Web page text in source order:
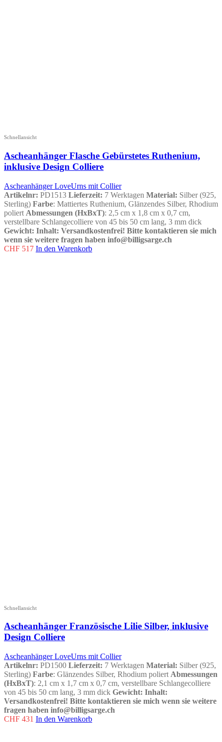
Schnellansicht
Ascheanhänger Flasche Gebürstetes Ruthenium,
inklusive Design Colliere
Ascheanhänger LoveUrns mit Collier
Artikelnr: PD1513 Lieferzeit: 7 Werktagen Material: Silber (925,
Sterling) Farbe: Mattiertes Ruthenium, Glänzendes Silber, Rhodium
poliert Abmessungen (HxBxT): 2,5 cm x 1,8 cm x 0,7 cm,
verstellbare Schlangecolliere von 45 bis 50 cm lang, 3 mm dick
Gewicht: Inhalt: Versandkostenfrei! Bitte kontaktieren sie mich
wenn sie weitere fragen haben info@billigsarge.ch
CHF 517 In den Warenkorb
Schnellansicht
Ascheanhänger Französische Lilie Silber, inklusive
Design Colliere
Ascheanhänger LoveUrns mit Collier
Artikelnr: PD1500 Lieferzeit: 7 Werktagen Material: Silber (925,
Sterling) Farbe: Glänzendes Silber, Rhodium poliert Abmessungen
(HxBxT): 2,1 cm x 1,7 cm x 0,7 cm, verstellbare Schlangecolliere
von 45 bis 50 cm lang, 3 mm dick Gewicht: Inhalt:
Versandkostenfrei! Bitte kontaktieren sie mich wenn sie weitere
fragen haben info@billigsarge.ch
CHF 431 In den Warenkorb